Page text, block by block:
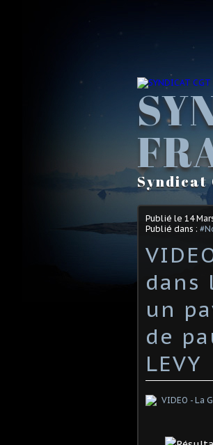
Syndicat
Publié le 14
Publié dans :
dans
un
de
LEVY